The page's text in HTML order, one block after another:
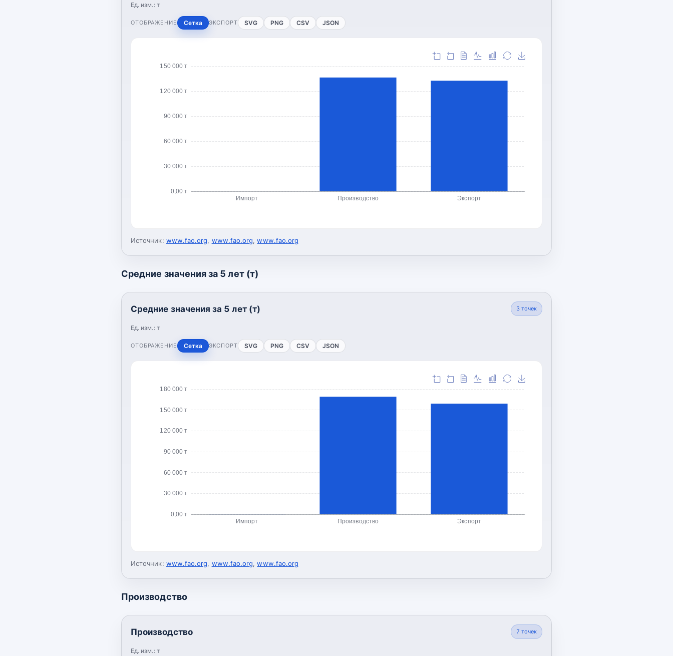
Ед. изм.: т
ОТОБРАЖЕНИЕ Сетка ЭКСПОРТ SVG PNG CSV JSON
0,00 т
30 000 т
60 000 т
90 000 т
120 000 т
150 000 т
Импорт Производство Экспорт
Источник: www.fao.org, www.fao.org,www.fao.org
Средние значения за 5 лет (т)
Средние значения за 5 лет (т)
Ед. изм.: т
3точек
ОТОБРАЖЕНИЕ Сетка ЭКСПОРТ SVG PNG CSV JSON
0,00 т
30 000 т
60 000 т
90 000 т
120 000 т
150 000 т
180 000 т
Импорт Производство Экспорт
Источник: www.fao.org, www.fao.org,www.fao.org
Производство
Производство
Ед. изм.: т
7 точек